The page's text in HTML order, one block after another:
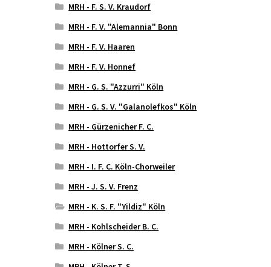
MRH - F. S. V. Kraudorf
MRH - F. V. "Alemannia" Bonn
MRH - F. V. Haaren
MRH - F. V. Honnef
MRH - G. S. "Azzurri" Köln
MRH - G. S. V. "Galanolefkos" Köln
MRH - Gürzenicher F. C.
MRH - Hottorfer S. V.
MRH - I. F. C. Köln-Chorweiler
MRH - J. S. V. Frenz
MRH - K. S. F. "Yildiz" Köln
MRH - Kohlscheider B. C.
MRH - Kölner S. C.